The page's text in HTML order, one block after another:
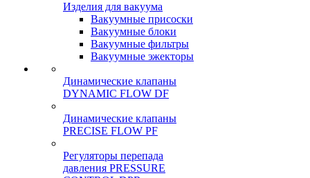
Изделия для вакуума
Вакуумные присоски
Вакуумные блоки
Вакуумные фильтры
Вакуумные эжекторы
Динамические клапаны
DYNAMIC FLOW DF
Динамические клапаны
PRECISE FLOW PF
Регуляторы перепада
давления PRESSURE